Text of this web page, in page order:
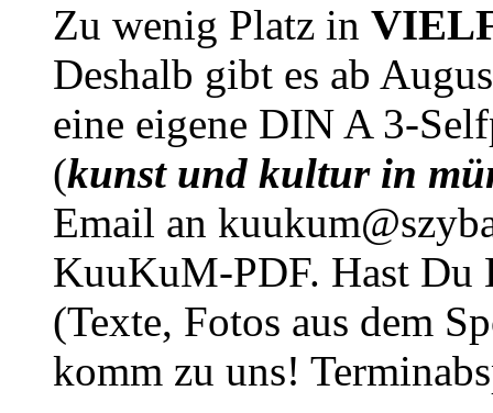
Zu wenig Platz in
Deshalb gibt es ab
eine eigene DIN A 3-
(kunst und kultur in
Email an
KuuKuM-PDF. Hast Du
(Texte, Fotos aus dem
komm zu uns!